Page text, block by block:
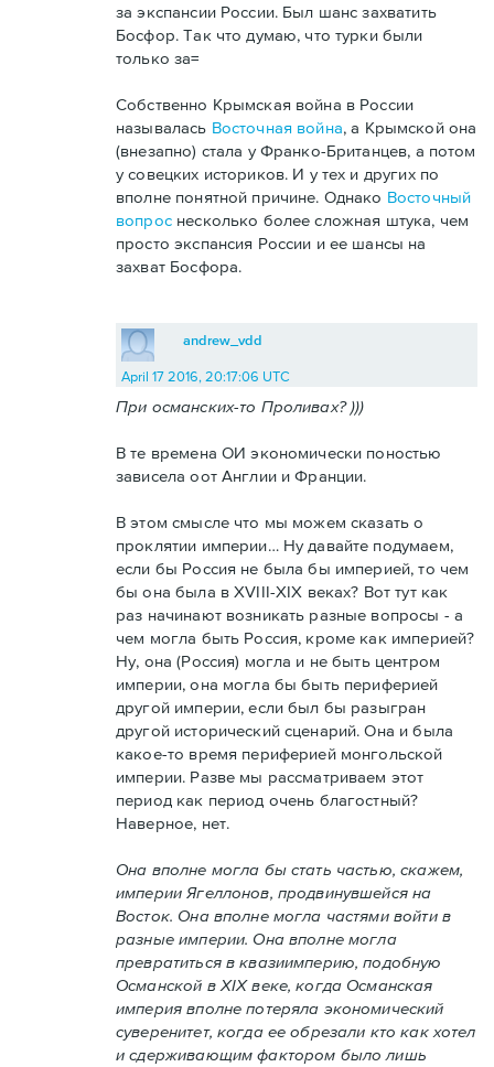
за экспансии России. Был шанс захватить
Босфор. Так что думаю, что турки были
только за=
Собственно Крымская война в России
называлась Восточная война, а Крымской она
(внезапно) стала у Франко-Британцев, а потом
у совецких историков. И у тех и других по
вполне понятной причине. Однако Восточный
вопроснесколько более сложная штука, чем
просто экспансия России и ее шансы на
захват Босфора.
andrew_vdd
April 17 2016, 20:17:06 UTC
При османских-то Проливах? )))
В те времена ОИ экономически поностью
зависела оот Англии и Франции.
В этом смысле что мы можем сказать о
проклятии империи… Ну давайте подумаем,
если бы Россия не была бы империей, то чем
бы она была в XVIII-XIX веках? Вот тут как
раз начинают возникать разные вопросы - а
чем могла быть Россия, кроме как империей?
Ну, она (Россия) могла и не быть центром
империи, она могла бы быть периферией
другой империи, если был бы разыгран
другой исторический сценарий. Она и была
какое-то время периферией монгольской
империи. Разве мы рассматриваем этот
период как период очень благостный?
Наверное, нет.
Она вполне могла бы стать частью, скажем,
империи Ягеллонов, продвинувшейся на
Восток. Она вполне могла частями войти в
разные империи. Она вполне могла
превратиться в квазиимперию, подобную
Османской в XIX веке, когда Османская
империя вполне потеряла экономический
суверенитет, когда ее обрезали кто как хотел
и сдерживающим фактором было лишь